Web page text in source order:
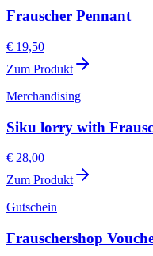
Frauscher Pennant
€ 19,50
Zum Produkt
Merchandising
Siku lorry with
€ 28,00
Zum Produkt
Gutschein
Frauschershop